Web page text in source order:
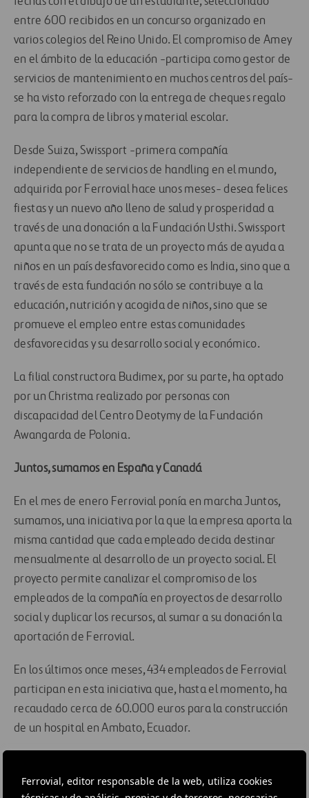
Ferrovial, editor responsable de la web, utiliza cookies
entre 600 recibidos en un concurso organizado en
varios colegios del Reino Unido. El compromiso de Amey
en el ámbito de la educación -participa como gestor de
servicios de mantenimiento en muchos centros del país-
se ha visto reforzado con la entrega de cheques regalo
para la compra de libros y material escolar.
Desde Suiza, Swissport -primera compañía
independiente de servicios de handling en el mundo,
adquirida por Ferrovial hace unos meses- desea felices
fiestas y un nuevo año lleno de salud y prosperidad a
través de una donación a la Fundación Usthi. Swissport
apunta que no se trata de un proyecto más de ayuda a
niños en un país desfavorecido como es India, sino que a
través de esta fundación no sólo se contribuye a la
educación, nutrición y acogida de niños, sino que se
promueve el empleo entre estas comunidades
desfavorecidas y su desarrollo social y económico.
La filial constructora Budimex, por su parte, ha optado
por un Christma realizado por personas con
discapacidad del Centro Deotymy de la Fundación
Awangarda de Polonia.
Juntos, sumamos en España y Canadá
En el mes de enero Ferrovial ponía en marcha Juntos,
sumamos, una iniciativa por la que la empresa aporta la
misma cantidad que cada empleado decida destinar
mensualmente al desarrollo de un proyecto social. El
proyecto permite canalizar el compromiso de los
empleados de la compañía en proyectos de desarrollo
social y duplicar los recursos, al sumar a su donación la
aportación de Ferrovial.
En los últimos once meses, 434 empleados de Ferrovial
participan en esta iniciativa que, hasta el momento, ha
recaudado cerca de 60.000 euros para la construcción
de un hospital en Ambato, Ecuador.
últimos meses: la autopista 407 ETR, gestionada por